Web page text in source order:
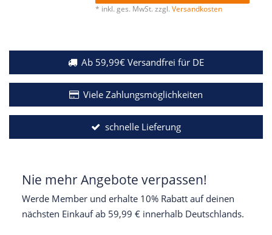
* inkl. ges. MwSt. zzgl.Versandkosten
Ab 59,99€ Versandfrei für DE
Viele Zahlungsmöglichkeiten
schnelle Lieferung
Nie mehr Angebote verpassen!
Werde Member und erhalte 10% Rabatt auf deinen
nächsten Einkauf ab 59,99 € innerhalb Deutschlands.